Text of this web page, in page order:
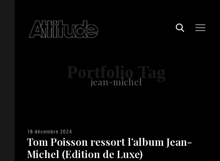
Portfolio Tag
jean-michel
18 décembre 2024
Tom Poisson ressort l’album Jean-
Michel (Edition de Luxe)